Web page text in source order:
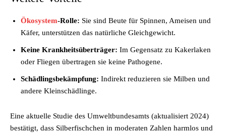
Ökosystem-Rolle: Sie sind Beute für Spinnen, Ameisen und
Käfer, unterstützen das natürliche Gleichgewicht.
Keine Krankheitsüberträger: Im Gegensatz zu Kakerlaken
oder Fliegen übertragen sie keine Pathogene.
Schädlingsbekämpfung: Indirekt reduzieren sie Milben und
andere Kleinschädlinge.
Eine aktuelle Studie des Umweltbundesamts (aktualisiert 2024)
bestätigt, dass Silberfischchen in moderaten Zahlen harmlos und